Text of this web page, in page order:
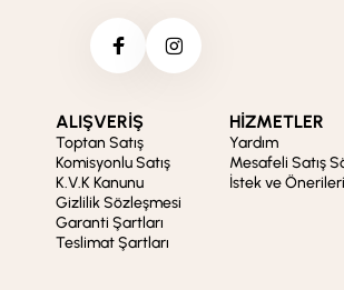
ALIŞVERİŞ
Toptan Satış
Komisyonlu Satış
K.V.K Kanunu
Gizlilik Sözleşmesi
Garanti Şartları
Teslimat Şartları
HİZMETLER
Yardım
Mesafeli Satış
İstek ve